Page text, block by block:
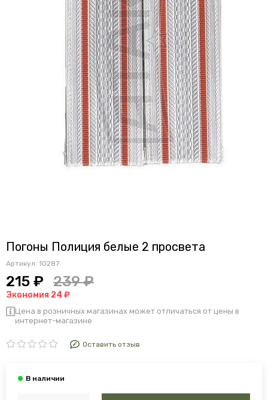
Погоны Полиция белые 2 просвета
Артикул: 10287
215 ₽ 239 ₽
Экономия 24 ₽
Цена в розничных магазинах может отличаться от цены в
интернет-магазине
Оставить отзыв